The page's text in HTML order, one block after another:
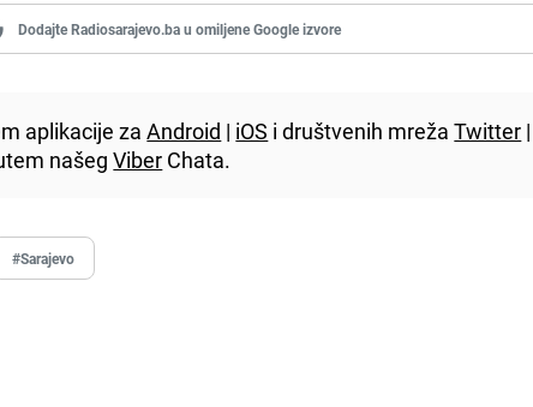
Dodajte Radiosarajevo.ba u omiljene Google izvore
aplikacije zaAndroid | iOS i društvenih mrežaTwitter |
našegViber Chata.
#Sarajevo